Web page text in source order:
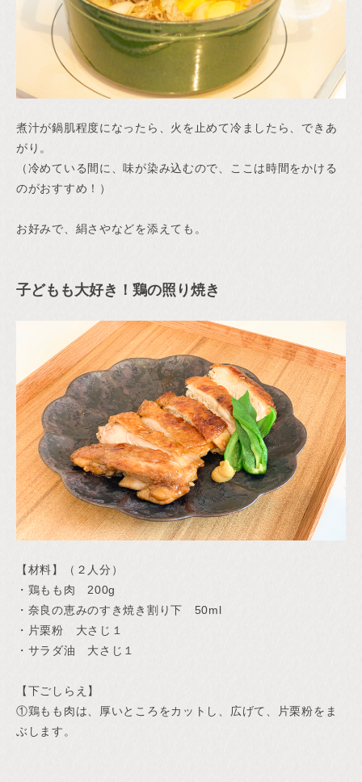
煮汁が鍋肌程度になったら、火を止めて冷ましたら、できあ
がり。
（冷めている間に、味が染み込むので、ここは時間をかける
のがおすすめ！）
お好みで、絹さやなどを添えても。
子どもも大好き！鶏の照り焼き
【材料】（２人分）
・鶏もも肉 200g
・奈良の恵みのすき焼き割り下 50ml
・片栗粉 大さじ１
・サラダ油 大さじ１
【下ごしらえ】
①鶏もも肉は、厚いところをカットし、広げて、片栗粉をま
ぶします。